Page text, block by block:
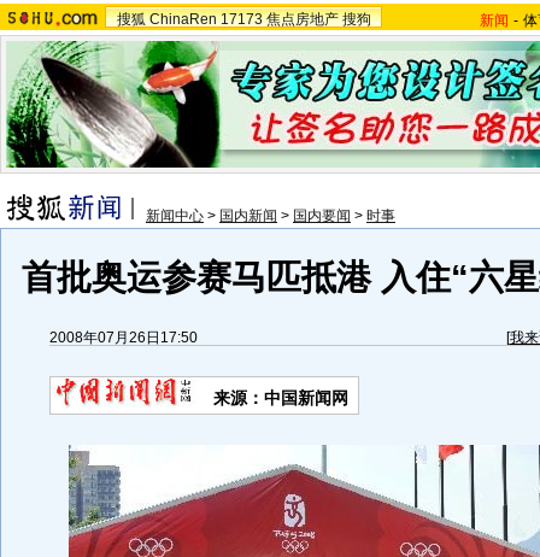
搜狐 ChinaRen 17173 焦点房地产 搜狗 新闻 -
新闻中心 > 国内新闻 > 国内要闻 > 时事
首批奥运参赛马匹抵港 入住“六
2008年07月26日17:50 [我
来源：中国新闻网